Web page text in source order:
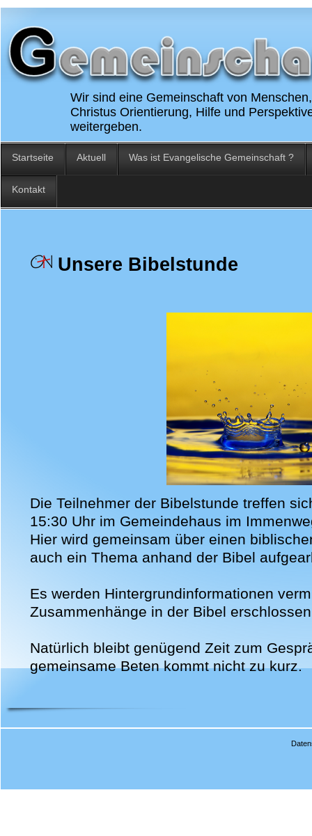
Wir sind eine Gemeinschaft von
Christus Orientierung, Hilfe und
weitergeben.
Startseite Aktuell Was ist Evangelische Gemeinschaft ?
Kontakt
Unsere Bibelstunde
Die Teilnehmer der Bibelstunde treffen
15:30 Uhr im Gemeindehaus im
Hier wird gemeinsam über einen
auch ein Thema anhand der Bibel
Es werden Hintergrundinformationen
Zusammenhänge in der Bibel
Natürlich bleibt genügend Zeit zum
gemeinsame Beten kommt nicht zu kurz.